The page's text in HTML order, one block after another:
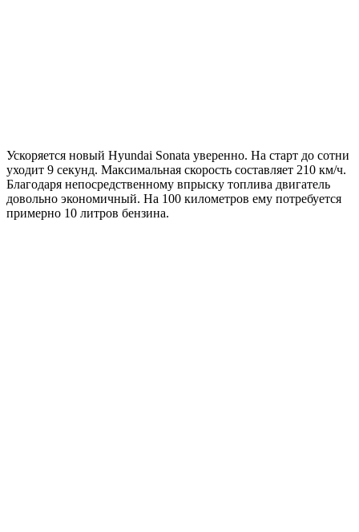
Ускоряется новый Hyundai Sonata уверенно. На старт до сотни
уходит 9 секунд. Максимальная скорость составляет 210 км/ч.
Благодаря непосредственному впрыску топлива двигатель
довольно экономичный. На 100 километров ему потребуется
примерно 10 литров бензина.